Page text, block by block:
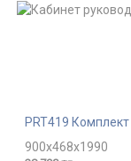
PRT419
900x468x1990